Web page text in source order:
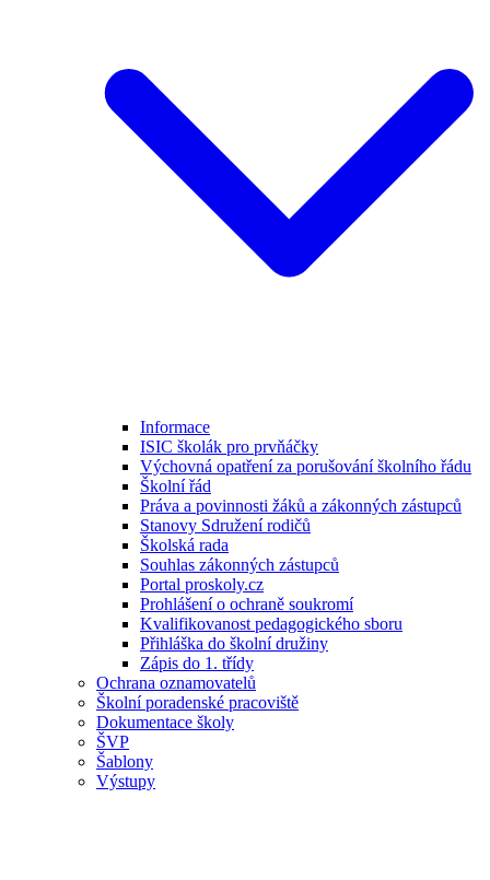
Informace
ISIC školák pro prvňáčky
Výchovná opatření za porušování školního řádu
Školní řád
Práva a povinnosti žáků a zákonných zástupců
Stanovy Sdružení rodičů
Školská rada
Souhlas zákonných zástupců
Portal proskoly.cz
Prohlášení o ochraně soukromí
Kvalifikovanost pedagogického sboru
Přihláška do školní družiny
Zápis do 1. třídy
Ochrana oznamovatelů
Školní poradenské pracoviště
Dokumentace školy
ŠVP
Šablony
Výstupy